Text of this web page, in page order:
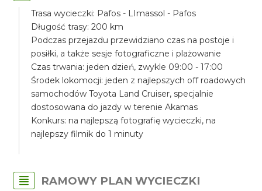
Trasa wycieczki: Pafos - LImassol - Pafos
Długość trasy: 200 km
Podczas przejazdu przewidziano czas na postoje i
posiłki, a także sesje fotograficzne i plażowanie
Czas trwania: jeden dzień, zwykle 09:00 - 17:00
Środek lokomocji: jeden z najlepszych off roadowych
samochodów Toyota Land Cruiser, specjalnie
dostosowana do jazdy w terenie Akamas
Konkurs: na najlepszą fotografię wycieczki, na
najlepszy filmik do 1 minuty
RAMOWY PLAN WYCIECZKI